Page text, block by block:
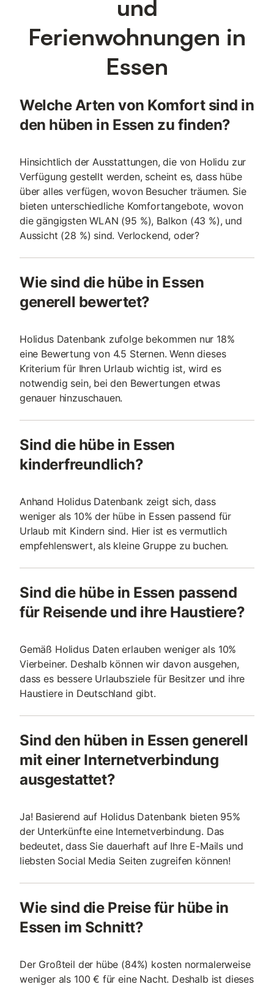
und die Messe Essen sind bequem zu erreichen. Dank der
nahegelegenen Flughäfen Düsseldorf (40 km) und Dortmund
(50 km) ist dieses Apartment ein idealer Ausgangspunkt für
Urlauber und Geschäftsreisende.
und
Ferienwohnungen in
Essen
Welche Arten von Komfort sind in
den hüben in Essen zu finden?
Hinsichtlich der Ausstattungen, die von Holidu zur
Verfügung gestellt werden, scheint es, dass hübe
über alles verfügen, wovon Besucher träumen. Sie
bieten unterschiedliche Komfortangebote, wovon
die gängigsten WLAN (95 %), Balkon (43 %), und
Aussicht (28 %) sind. Verlockend, oder?
Wie sind die hübe in Essen
generell bewertet?
Holidus Datenbank zufolge bekommen nur 18%
eine Bewertung von 4.5 Sternen. Wenn dieses
Kriterium für Ihren Urlaub wichtig ist, wird es
notwendig sein, bei den Bewertungen etwas
genauer hinzuschauen.
Sind die hübe in Essen
kinderfreundlich?
Anhand Holidus Datenbank zeigt sich, dass
weniger als 10% der hübe in Essen passend für
Urlaub mit Kindern sind. Hier ist es vermutlich
empfehlenswert, als kleine Gruppe zu buchen.
Sind die hübe in Essen passend
für Reisende und ihre Haustiere?
Gemäß Holidus Daten erlauben weniger als 10%
Vierbeiner. Deshalb können wir davon ausgehen,
dass es bessere Urlaubsziele für Besitzer und ihre
Haustiere in Deutschland gibt.
Sind den hüben in Essen generell
mit einer Internetverbindung
ausgestattet?
Ja! Basierend auf Holidus Datenbank bieten 95%
der Unterkünfte eine Internetverbindung. Das
bedeutet, dass Sie dauerhaft auf Ihre E-Mails und
liebsten Social Media Seiten zugreifen können!
Wie sind die Preise für hübe in
Essen im Schnitt?
Der Großteil der hübe (84%) kosten normalerweise
weniger als 100 € für eine Nacht. Deshalb ist dieses